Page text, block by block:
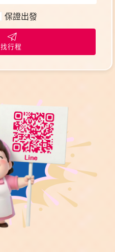
保證出發
找行程